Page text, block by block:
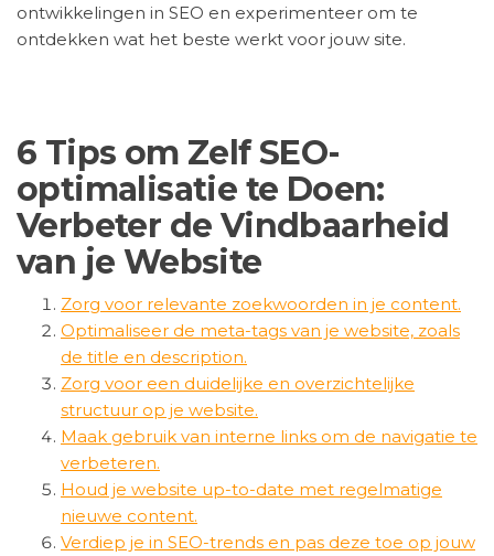
ontwikkelingen in SEO en experimenteer om te
ontdekken wat het beste werkt voor jouw site.
6 Tips om Zelf SEO-
optimalisatie te Doen:
Verbeter de Vindbaarheid
van je Website
Zorg voor relevante zoekwoorden in je content.
Optimaliseer de meta-tags van je website, zoals
de title en description.
Zorg voor een duidelijke en overzichtelijke
structuur op je website.
Maak gebruik van interne links om de navigatie te
verbeteren.
Houd je website up-to-date met regelmatige
nieuwe content.
Verdiep je in SEO-trends en pas deze toe op jouw